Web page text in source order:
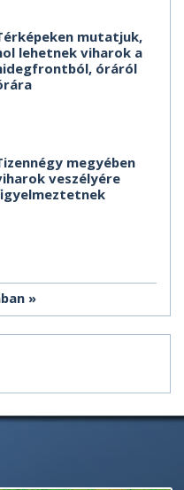
mutatjuk,
lehetnek viharok a
óráról
megyében
veszélyére